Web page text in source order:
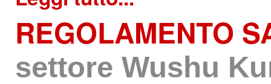
REGOLAMENTO
settore Wushu